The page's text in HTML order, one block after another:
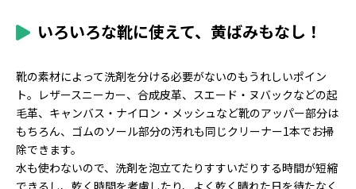
いろいろな靴に使えて、黄ばみもなし！
靴の素材によって洗剤を分ける必要がないのもうれしいポイン
ト。レザースニーカー、合成皮革、スエード・ヌバックなどの起
毛革、キャンバス・ナイロン・メッシュなど靴のアッパー部分は
もちろん、ゴムのソール部分の汚れも同じクリーナー1本でお掃
除できます。
水も使わないので、洗剤を泡立てたりすすいだりする時間が短縮
できるし、乾く時間を考慮したり、よく乾く晴れた日を待たなく